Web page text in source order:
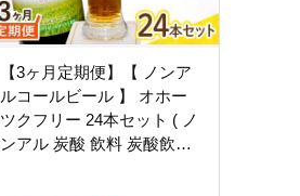
【3ヶ月定期便】【 ノンア
ルコールビール 】 オホー
ツクフリー 24本セット ( ノ
ンアル 炭酸 飲料 炭酸飲料